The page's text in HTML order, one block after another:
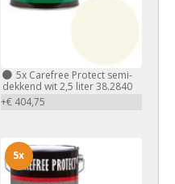
5xCarefree Protect semi-
dekkend wit 2,5 liter 38.2840
+€ 404,75
5x